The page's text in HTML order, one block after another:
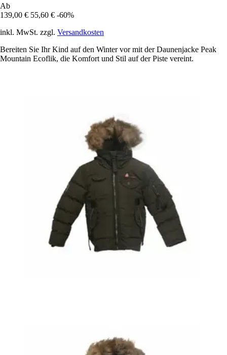
Ab
139,00 € 55,60 € -60%
inkl. MwSt. zzgl. Versandkosten
Bereiten Sie Ihr Kind auf den Winter vor mit der Daunenjacke Peak
Mountain Ecoflik, die Komfort und Stil auf der Piste vereint.